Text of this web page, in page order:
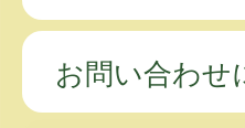
お問い合わせ